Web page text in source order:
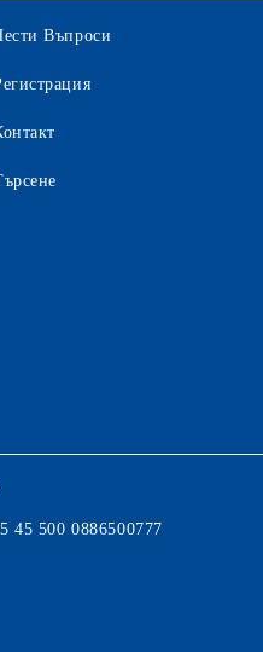
Въпроси
45 500 0886500777